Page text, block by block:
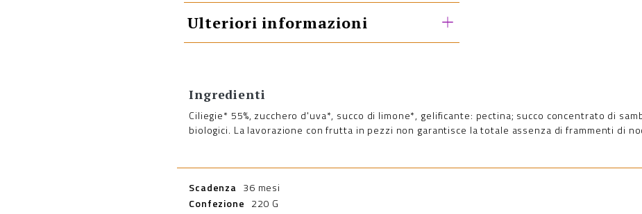
Ulteriori informazioni
Ingredienti
Ciliegie* 55%, zucchero d'uva*, succo di limone*, gelificante: pectina; succo concentrato di
biologici. La lavorazione con frutta in pezzi non garantisce la totale assenza di frammenti di
Scadenza 36 mesi
Confezione 220 G